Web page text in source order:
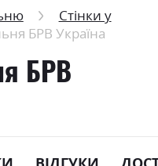
Стінки у
БРВ Україна
БРВ